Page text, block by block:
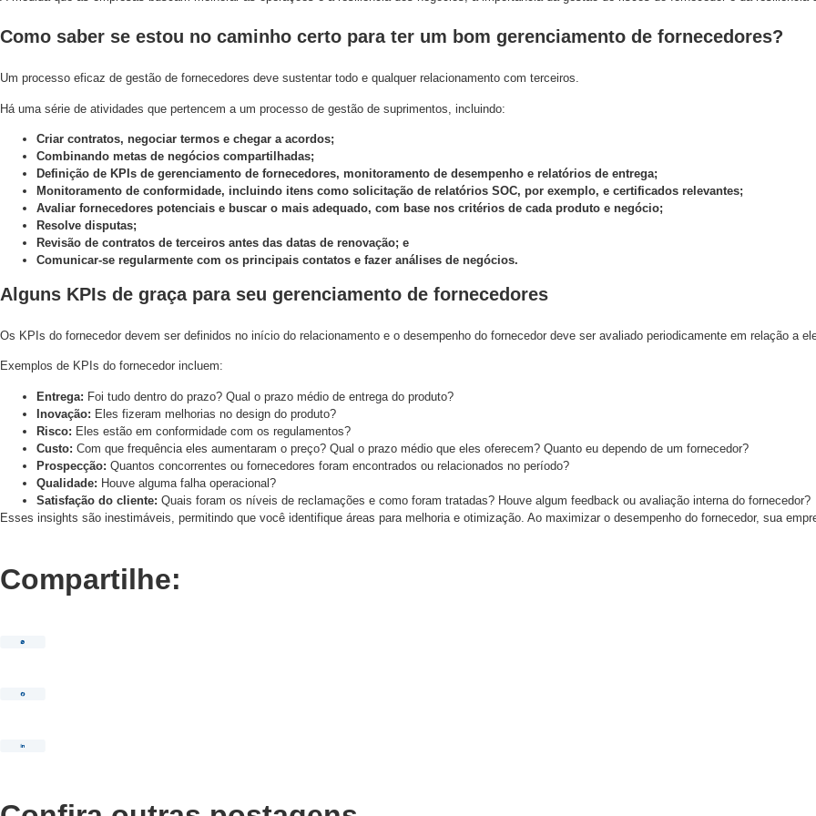
Como saber se estou no caminho certo para ter um bom gerenciamento de fornecedores?
Um processo eficaz de gestão de fornecedores deve sustentar todo e qualquer relacionamento com terceiros.
Há uma série de atividades que pertencem a um processo de gestão de suprimentos, incluindo:
Criar contratos, negociar termos e chegar a acordos;
Combinando metas de negócios compartilhadas;
Definição de KPIs de gerenciamento de fornecedores, monitoramento de desempenho e relatórios de entrega;
Monitoramento de conformidade, incluindo itens como solicitação de relatórios SOC, por exemplo, e certificados relevantes;
Avaliar fornecedores potenciais e buscar o mais adequado, com base nos critérios de cada produto e negócio;
Resolve disputas;
Revisão de contratos de terceiros antes das datas de renovação; e
Comunicar-se regularmente com os principais contatos e fazer análises de negócios.
Alguns KPIs de graça para seu gerenciamento de fornecedores
Os KPIs do fornecedor devem ser definidos no início do relacionamento e o desempenho do fornecedor deve ser avaliado periodicamente em relação a
Exemplos de KPIs do fornecedor incluem:
Entrega: Foi tudo dentro do prazo? Qual o prazo médio de entrega do produto?
Inovação: Eles fizeram melhorias no design do produto?
Risco: Eles estão em conformidade com os regulamentos?
Custo: Com que frequência eles aumentaram o preço? Qual o prazo médio que eles oferecem? Quanto eu dependo de um fornecedor?
Prospecção: Quantos concorrentes ou fornecedores foram encontrados ou relacionados no período?
Qualidade: Houve alguma falha operacional?
Satisfação do cliente: Quais foram os níveis de reclamações e como foram tratadas? Houve algum feedback ou avaliação interna do fornecedor?
Esses insights são inestimáveis, permitindo que você identifique áreas para melhoria e otimização. Ao maximizar o desempenho do fornecedor, sua
Compartilhe: